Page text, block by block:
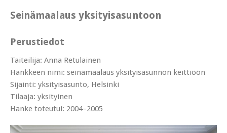
Seinämaalaus yksityisasuntoon
Perustiedot
Taiteilija: Anna Retulainen
Hankkeen nimi: seinämaalaus yksityisasunnon keittiöön
Sijainti: yksityisasunto, Helsinki
Tilaaja: yksityinen
Hanke toteutui: 2004–2005